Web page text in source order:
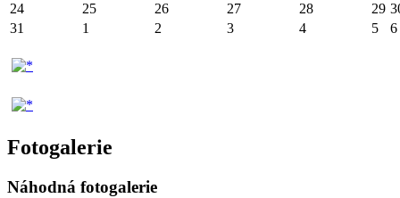
24 25 26 27 28 29
31
1 2 3 4 5 6
Fotogalerie
Náhodná fotogalerie